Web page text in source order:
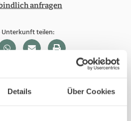
Details Über Cookies
anfragen
Unterkunft teilen:
Anreisedatum ist die